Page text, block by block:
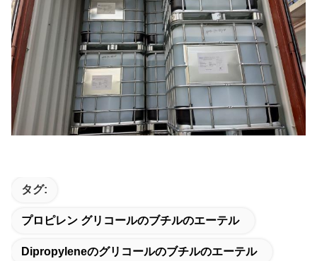
タグ:
プロピレン グリコールのブチルのエーテル
Dipropyleneのグリコールのブチルのエーテル